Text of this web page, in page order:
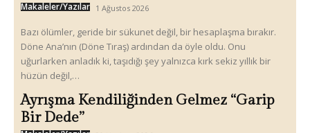
Makaleler/Yazılar 1 Ağustos 2026
Bazı ölümler, geride bir sükunet değil, bir hesaplaşma bırakır.
Döne Ana’nın (Döne Tıraş) ardından da öyle oldu. Onu
uğurlarken anladık ki, taşıdığı şey yalnızca kırk sekiz yıllık bir
hüzün değil,…
Ayrışma Kendiliğinden Gelmez “Garip
Bir Dede”